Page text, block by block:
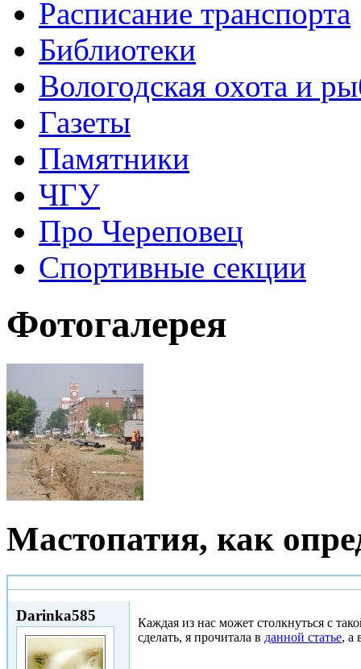
Расписание транспорта
Библиотеки
Вологодская охота и
Газеты
Памятники
ЧГУ
Про Череповец
Спортивные секции
Фотогалерея
Мастопатия, как
Darinka585
Каждая из нас может столкнуться с
сделать, я прочитала в данной статье, а